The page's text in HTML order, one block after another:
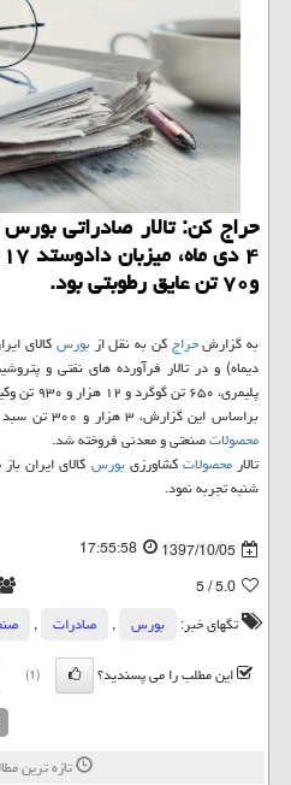
حراج كن: تالار صادراتی
و۷۰ تن عایق رطوبتی بود.
به گزارشحراجكن به نقل ازبورسكالای
پلیمری، ۶۵۰ تن گوگرد و ۱۲ هزار و ۹۳۰ تن وكیوم باتوم معامله شد.
براساس این گزارش، ۳ هزار و ۳۰۰ تن سبد میلگرد و ۴۶۰ تن شمش روی در تالار
محصولاتصنعتی و معدنی فروخته شد.
تالارمحصولاتكشاورزیبورس
شنبه تجربه نمود.
1397/10/05
17:55:58
5.0
/ 5
تگهای خبر:
بورس , صادرات ,
این مطلب را می پسندید؟
(1)
تازه ترین